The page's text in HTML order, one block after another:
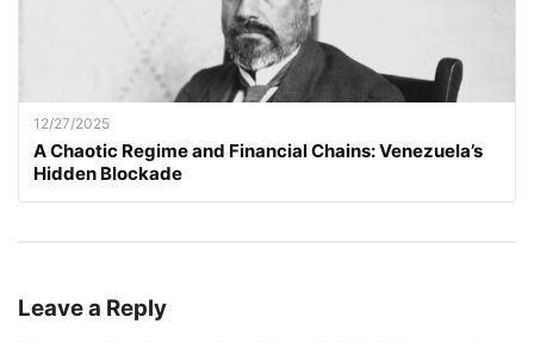
12/27/2025
A Chaotic Regime and Financial Chains: Venezuela’s
Hidden Blockade
Leave a Reply